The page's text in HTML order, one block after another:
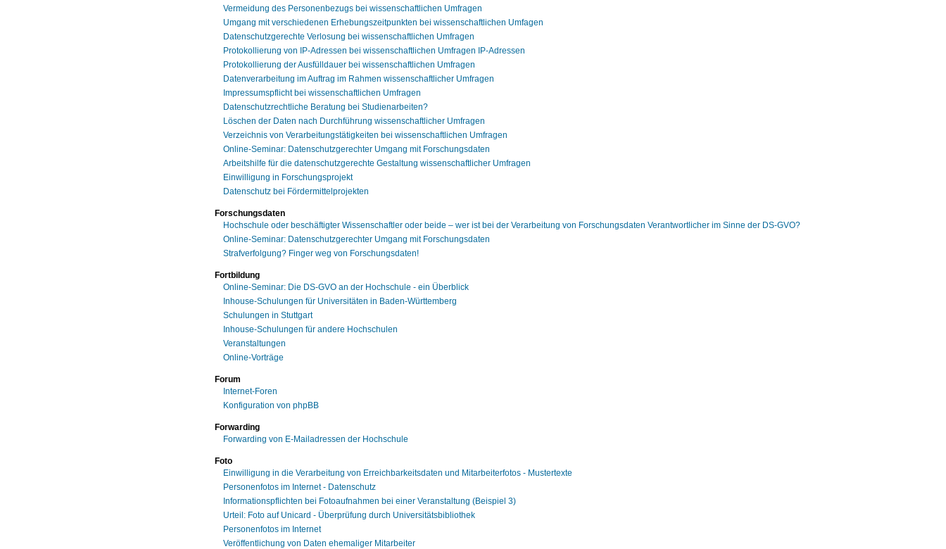
Vermeidung des Personenbezugs bei wissenschaftlichen Umfragen
Umgang mit verschiedenen Erhebungszeitpunkten bei wissenschaftlichen Umfagen
Datenschutzgerechte Verlosung bei wissenschaftlichen Umfragen
Protokollierung von IP-Adressen bei wissenschaftlichen Umfragen IP-Adressen
Protokollierung der Ausfülldauer bei wissenschaftlichen Umfragen
Datenverarbeitung im Auftrag im Rahmen wissenschaftlicher Umfragen
Impressumspflicht bei wissenschaftlichen Umfragen
Datenschutzrechtliche Beratung bei Studienarbeiten?
Löschen der Daten nach Durchführung wissenschaftlicher Umfragen
Verzeichnis von Verarbeitungstätigkeiten bei wissenschaftlichen Umfragen
Online-Seminar: Datenschutzgerechter Umgang mit Forschungsdaten
Arbeitshilfe für die datenschutzgerechte Gestaltung wissenschaftlicher Umfragen
Einwilligung in Forschungsprojekt
Datenschutz bei Fördermittelprojekten
Forschungsdaten
Hochschule oder beschäftigter Wissenschaftler oder beide – wer ist bei der Verarbeitung von Forschungsdaten Verantwortlicher im Sinne der DS-GVO?
Online-Seminar: Datenschutzgerechter Umgang mit Forschungsdaten
Strafverfolgung? Finger weg von Forschungsdaten!
Fortbildung
Online-Seminar: Die DS-GVO an der Hochschule - ein Überblick
Inhouse-Schulungen für Universitäten in Baden-Württemberg
Schulungen in Stuttgart
Inhouse-Schulungen für andere Hochschulen
Veranstaltungen
Online-Vorträge
Forum
Internet-Foren
Konfiguration von phpBB
Forwarding
Forwarding von E-Mailadressen der Hochschule
Foto
Einwilligung in die Verarbeitung von Erreichbarkeitsdaten und Mitarbeiterfotos - Mustertexte
Personenfotos im Internet - Datenschutz
Informationspflichten bei Fotoaufnahmen bei einer Veranstaltung (Beispiel 3)
Urteil: Foto auf Unicard - Überprüfung durch Universitätsbibliothek
Personenfotos im Internet
Veröffentlichung von Daten ehemaliger Mitarbeiter